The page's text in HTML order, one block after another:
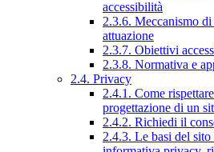
accessibilità
2.3.6. Meccanismo
attuazione
2.3.7. Obiettivi
2.3.8. Normativa e
2.4. Privacy
2.4.1. Come
progettazione di un
2.4.2. Richiedi il
2.4.3. Le basi del